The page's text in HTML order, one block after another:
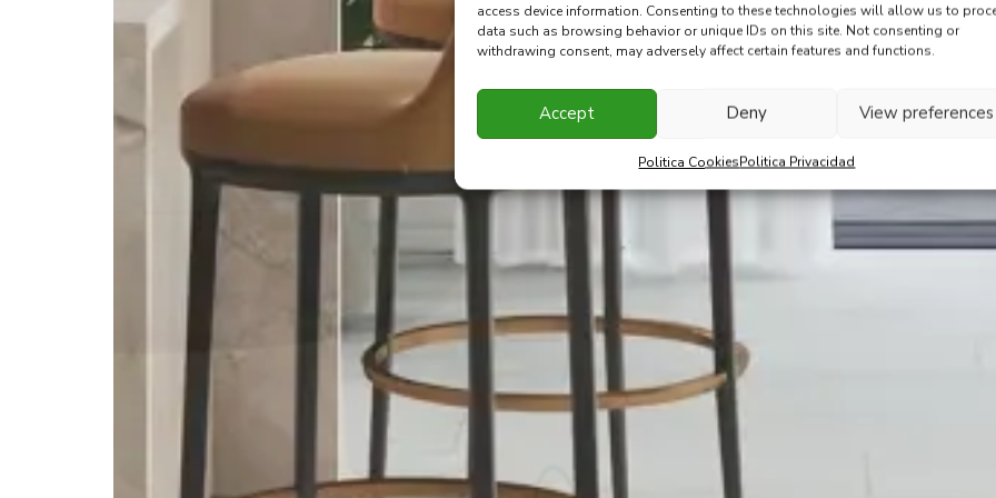
access device information. Consenting to these technologies will allow us to
data such as browsing behavior or unique IDs on this site. Not consenting or
withdrawing consent, may adversely affect certain features and functions.
Accept Deny View preferences
Politica CookiesPolitica Privacidad